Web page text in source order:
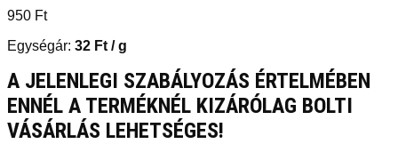
950 Ft
Egységár: 32 Ft / g
A JELENLEGI SZABÁLYOZÁS ÉRTELMÉBEN
ENNÉL A TERMÉKNÉL KIZÁRÓLAG BOLTI
VÁSÁRLÁS LEHETSÉGES!